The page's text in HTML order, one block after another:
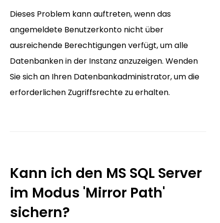
Dieses Problem kann auftreten, wenn das
angemeldete Benutzerkonto nicht über
ausreichende Berechtigungen verfügt, um alle
Datenbanken in der Instanz anzuzeigen. Wenden
Sie sich an Ihren Datenbankadministrator, um die
erforderlichen Zugriffsrechte zu erhalten.
Kann ich den MS SQL Server
im Modus 'Mirror Path'
sichern?